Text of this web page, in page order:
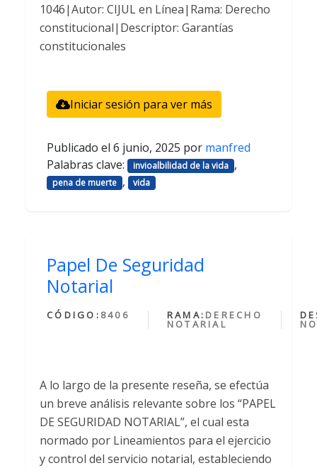
1046|Autor: CIJUL en Línea|Rama: Derecho
constitucional|Descriptor: Garantías
constitucionales
Iniciar sesión para ver más
Publicado el 6 junio, 2025 por manfred
Palabras clave:
invioalbilidad de la vida ,
pena de muerte , vida
Papel De Seguridad
Notarial
CÓDIGO: 8406 RAMA: DERECHO
NOTARIAL
A lo largo de la presente reseña, se efectúa
un breve análisis relevante sobre los “PAPEL
DE SEGURIDAD NOTARIAL”, el cual esta
normado por Lineamientos para el ejercicio
y control del servicio notarial, estableciendo